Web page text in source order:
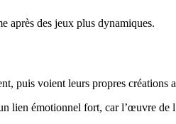
après des jeux plus dynamiques.
puis voient leurs propres créations
lien émotionnel fort, car l’œuvre de